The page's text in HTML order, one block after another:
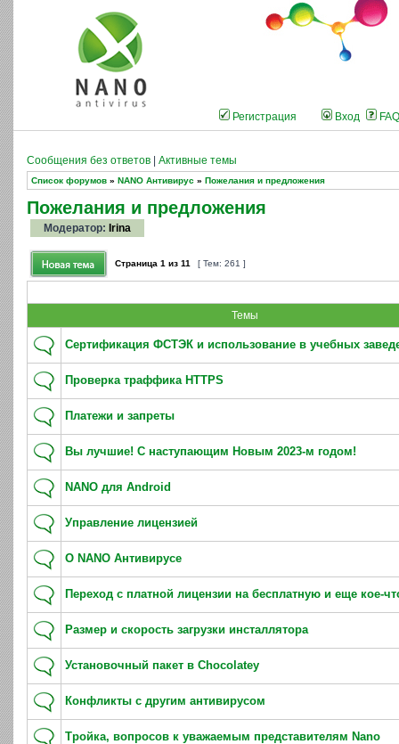
Регистрация Вход FAQ
Сообщения без ответов Активные темы
Список форумов » NANO Антивирус » Пожелания и предложения
Пожелания и предложения
Модератор: Irina
Страница 1 из 11 [ Тем: 261 ]
Темы
Сертификация ФСТЭК и использование в учебных
Проверка траффика HTTPS
Платежи и запреты
Вы лучшие! С наступающим Новым 2023-м годом!
NANO для Android
Управление лицензией
О NANO Антивирусе
Переход с платной лицензии на бесплатную и еще кое-
Размер и скорость загрузки инсталлятора
Установочный пакет в Chocolatey
Конфликты с другим антивирусом
Тройка, вопросов к уважаемым представителям Nano